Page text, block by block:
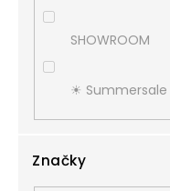
SHOWROOM
☀︎ Summersale
Značky